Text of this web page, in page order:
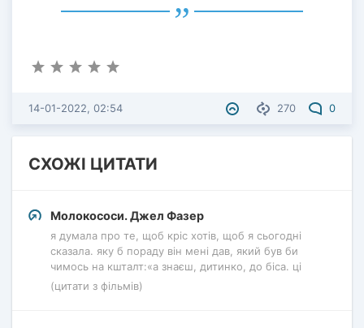
270 0
14-01-2022, 02:54
СХОЖІ ЦИТАТИ
Молокососи. Джел Фазер
я думала про те, щоб кріс хотів, щоб я сьогодні
сказала. яку б пораду він мені дав, який був би
чимось на кшталт:«а знаєш, дитинко, до біса. ці
(цитати з фільмів)